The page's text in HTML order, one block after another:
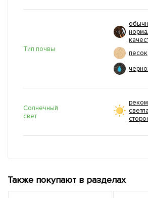
Тип почвы
песок
Солнечный
свет
Также покупают в разделах